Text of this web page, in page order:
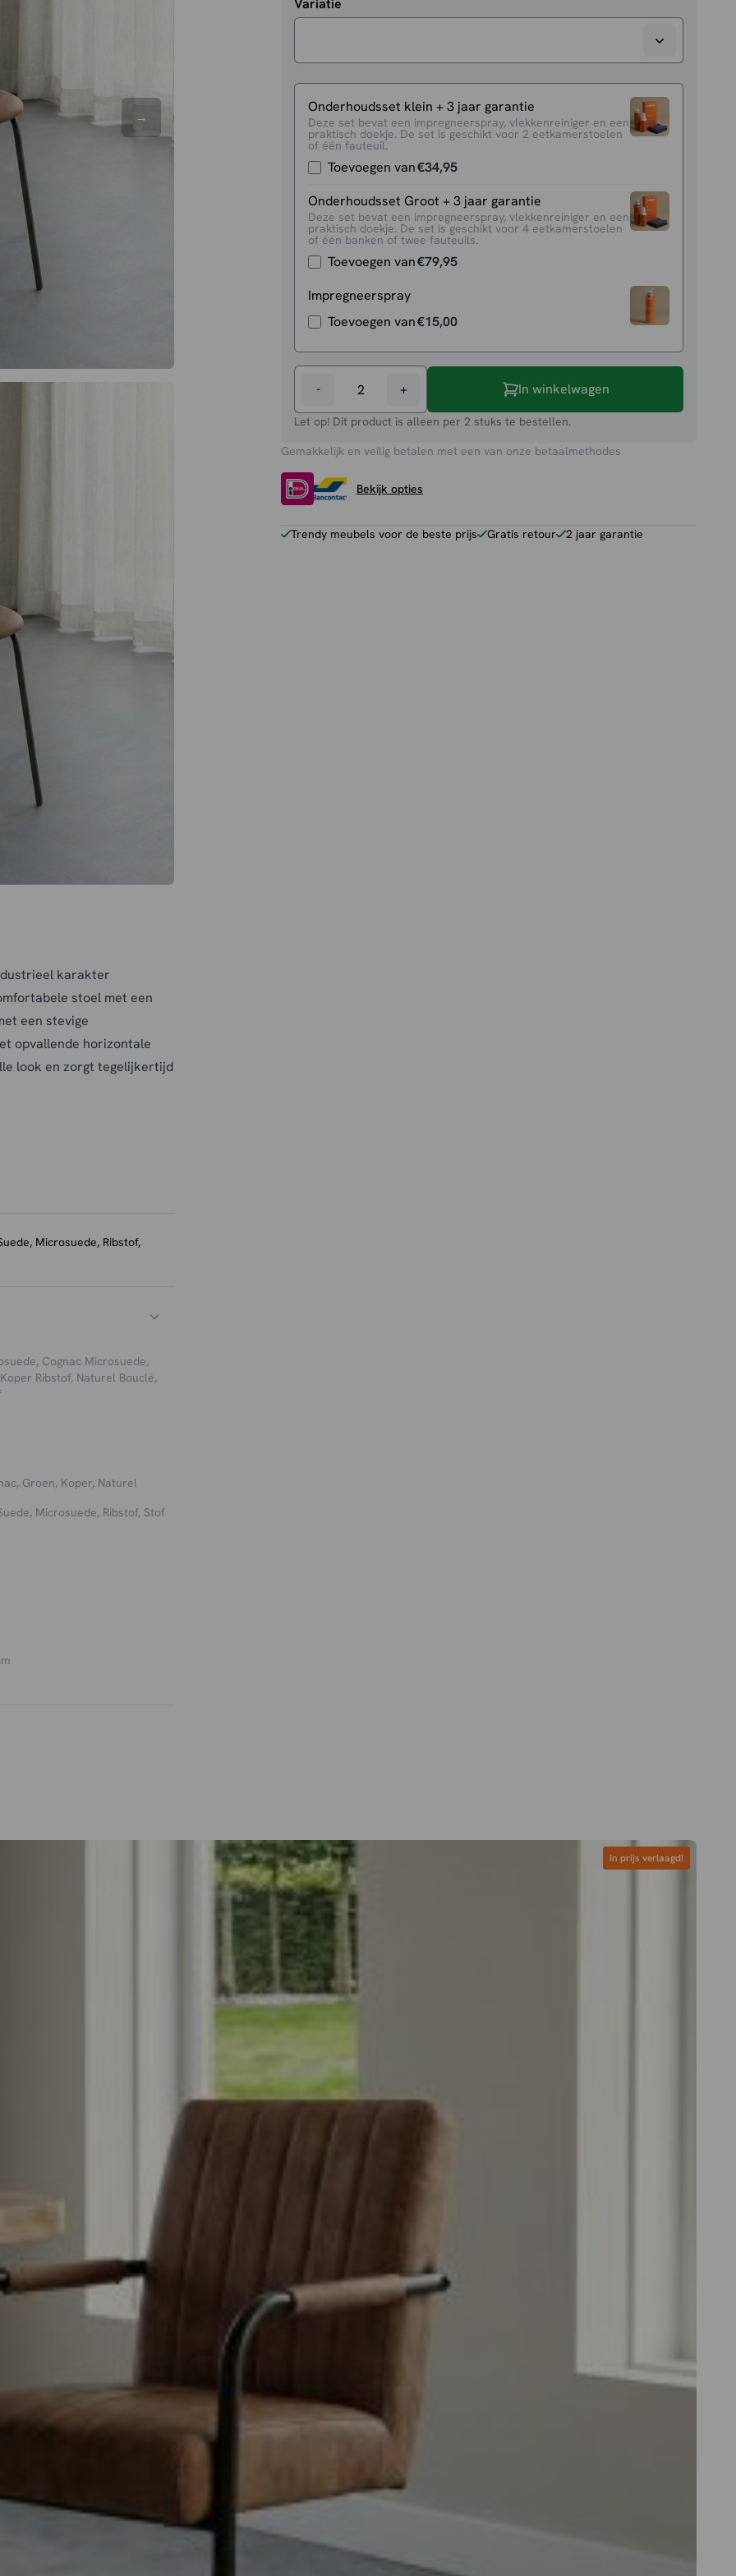
Variatie
Onderhoudsset klein + 3 jaar garantie
Deze set bevat een impregneerspray, vlekkenreiniger en een
praktisch doekje. De set is geschikt voor 2 eetkamerstoelen
of één fauteuil.
Toevoegen van€34,95
Onderhoudsset Groot + 3 jaar garantie
Deze set bevat een impregneerspray, vlekkenreiniger en een
praktisch doekje. De set is geschikt voor 4 eetkamerstoelen
of één banken of twee fauteuils.
Toevoegen van€79,95
Impregneerspray
Toevoegen van€15,00
-
Eetkamerstoel
Zack
+ In winkelwagen
Let op! Dit product is alleen per 2 stuks te bestellen.
Gemakkelijk en veilig betalen met een van onze betaalmethodes
Bekijk opties
Trendy meubels voor de beste prijs Gratis retour 2 jaar garantie
karakter
stoel met een
een stevige
opvallende horizontale
look en zorgt tegelijkertijd
sledeframe zorgt voor
modern of industrieel
eettafel en woonstijl.
tegen vlekken
maximaal 4
Microsuede, Ribstof,
, Cognac Microsuede,
Koper Ribstof, Naturel Bouclé,
Groen, Koper, Naturel
Microsuede, Ribstof, Stof
In prijs verlaagd!
In prijs verlaagd!